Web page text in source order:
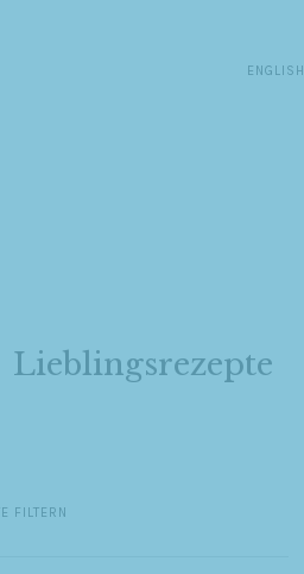
ENGLISH
Lieblingsrezepte
FILTERN